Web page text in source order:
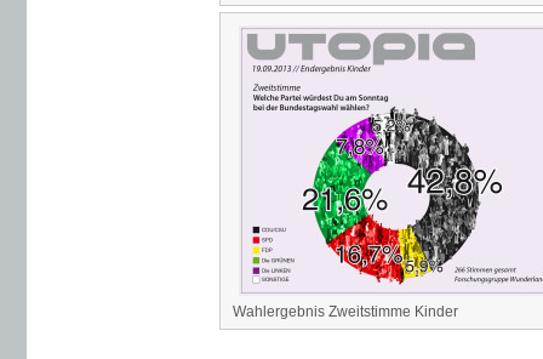
Wahlergebnis Zweitstimme Kinder